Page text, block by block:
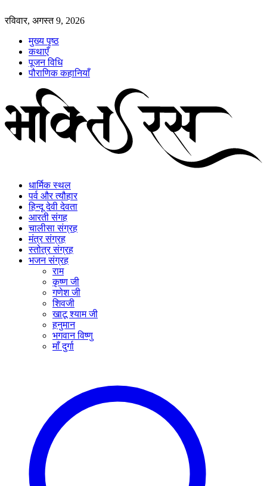
रविवार, अगस्त 9, 2026
मुख्य पृष्ठ
कथाएँ
पूजन विधि
पौराणिक कहानियाँ
धार्मिक स्थल
पर्व और त्यौहार
हिन्दू देवी देवता
आरती संगह
चालीसा संग्रह
मंत्र संग्रह
स्तोत्र संग्रह
भजन संग्रह
राम
कृष्ण जी
गणेश जी
शिवजी
खाटू श्याम जी
हनुमान
भगवान विष्णु
माँ दुर्गा